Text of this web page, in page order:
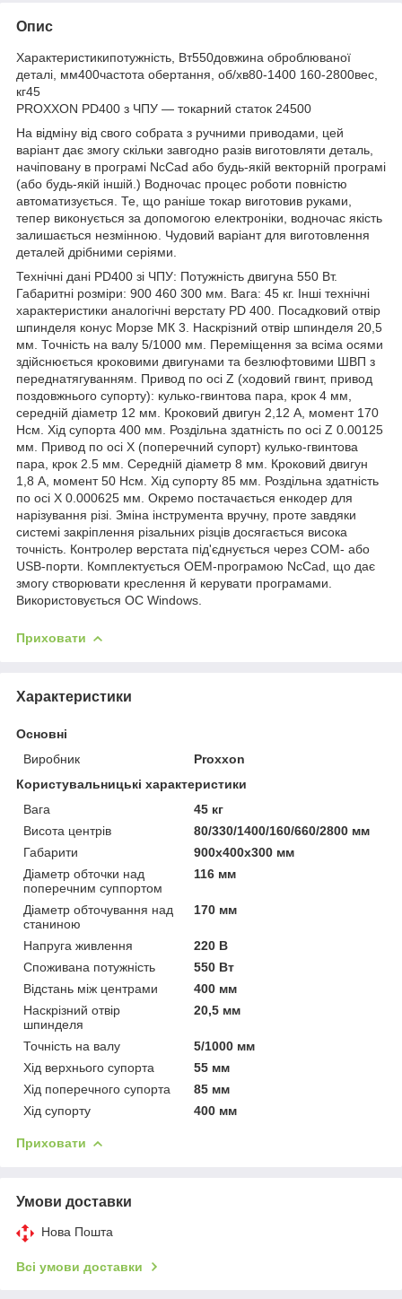
Опис
Характеристикипотужність, Вт550довжина оброблюваної
деталі, мм400частота обертання, об/хв80-1400 160-2800вес,
кг45
PROXXON PD400 з ЧПУ — токарний статок 24500
На відміну від свого собрата з ручними приводами, цей
варіант дає змогу скільки завгодно разів виготовляти деталь,
начіповану в програмі NcCad або будь-якій векторній програмі
(або будь-якій іншій.) Водночас процес роботи повністю
автоматизується. Те, що раніше токар виготовив руками,
тепер виконується за допомогою електроніки, водночас якість
залишається незмінною. Чудовий варіант для виготовлення
деталей дрібними серіями.
Технічні дані PD400 зі ЧПУ: Потужність двигуна 550 Вт.
Габаритні розміри: 900 460 300 мм. Вага: 45 кг. Інші технічні
характеристики аналогічні верстату PD 400. Посадковий отвір
шпинделя конус Морзе МК 3. Наскрізний отвір шпинделя 20,5
мм. Точність на валу 5/1000 мм. Переміщення за всіма осями
здійснюється кроковими двигунами та безлюфтовими ШВП з
переднатягуванням. Привод по осі Z (ходовий гвинт, привод
поздовжнього супорту): кулько-гвинтова пара, крок 4 мм,
середній діаметр 12 мм. Кроковий двигун 2,12 А, момент 170
Нсм. Хід супорта 400 мм. Роздільна здатність по осі Z 0.00125
мм. Привод по осі Х (поперечний супорт) кулько-гвинтова
пара, крок 2.5 мм. Середній діаметр 8 мм. Кроковий двигун
1,8 А, момент 50 Нсм. Хід супорту 85 мм. Роздільна здатність
по осі X 0.000625 мм. Окремо постачається енкодер для
нарізування різі. Зміна інструмента вручну, проте завдяки
системі закріплення різальних різців досягається висока
точність. Контролер верстата під'єднується через COM- або
USB-порти. Комплектується OEM-програмою NcCad, що дає
змогу створювати креслення й керувати програмами.
Використовується ОС Windows.
Приховати
Характеристики
Основні
Виробник
Proxxon
Користувальницькі характеристики
Вага
45 кг
Висота центрів
80/330/1400/160/660/2800 мм
Габарити
900x400x300 мм
Діаметр обточки над
поперечним суппортом
116 мм
Діаметр обточування над
станиною
170 мм
Напруга живлення
220 В
Споживана потужність
550 Вт
Відстань між центрами
400 мм
Наскрізний отвір
шпинделя
20,5 мм
Точність на валу
5/1000 мм
Хід верхнього супорта
55 мм
Хід поперечного супорта
85 мм
Хід супорту
400 мм
Приховати
Умови доставки
Нова Пошта
Всі умови доставки